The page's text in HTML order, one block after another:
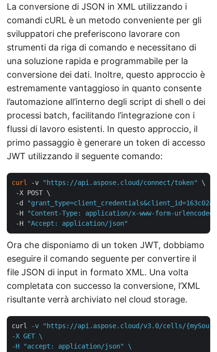
La conversione di JSON in XML utilizzando i
comandi cURL è un metodo conveniente per gli
sviluppatori che preferiscono lavorare con
strumenti da riga di comando e necessitano di
una soluzione rapida e programmabile per la
conversione dei dati. Inoltre, questo approccio è
estremamente vantaggioso in quanto consente
l’automazione all’interno degli script di shell o dei
processi batch, facilitando l’integrazione con i
flussi di lavoro esistenti. In questo approccio, il
primo passaggio è generare un token di accesso
JWT utilizzando il seguente comando:
curl -v "https://api.aspose.cloud/connect/token"
\
-X POST \
-d
-H
"Content-Type: application/x-www-form-urlencoded"
-H
"Accept: application/json"
Ora che disponiamo di un token JWT, dobbiamo
eseguire il comando seguente per convertire il
file JSON di input in formato XML. Una volta
completata con successo la conversione, l’XML
risultante verrà archiviato nel cloud storage.
curl
-v "https://api.aspose.cloud/v3.0/cells/
-X GET \
-H "accept: application/json" \